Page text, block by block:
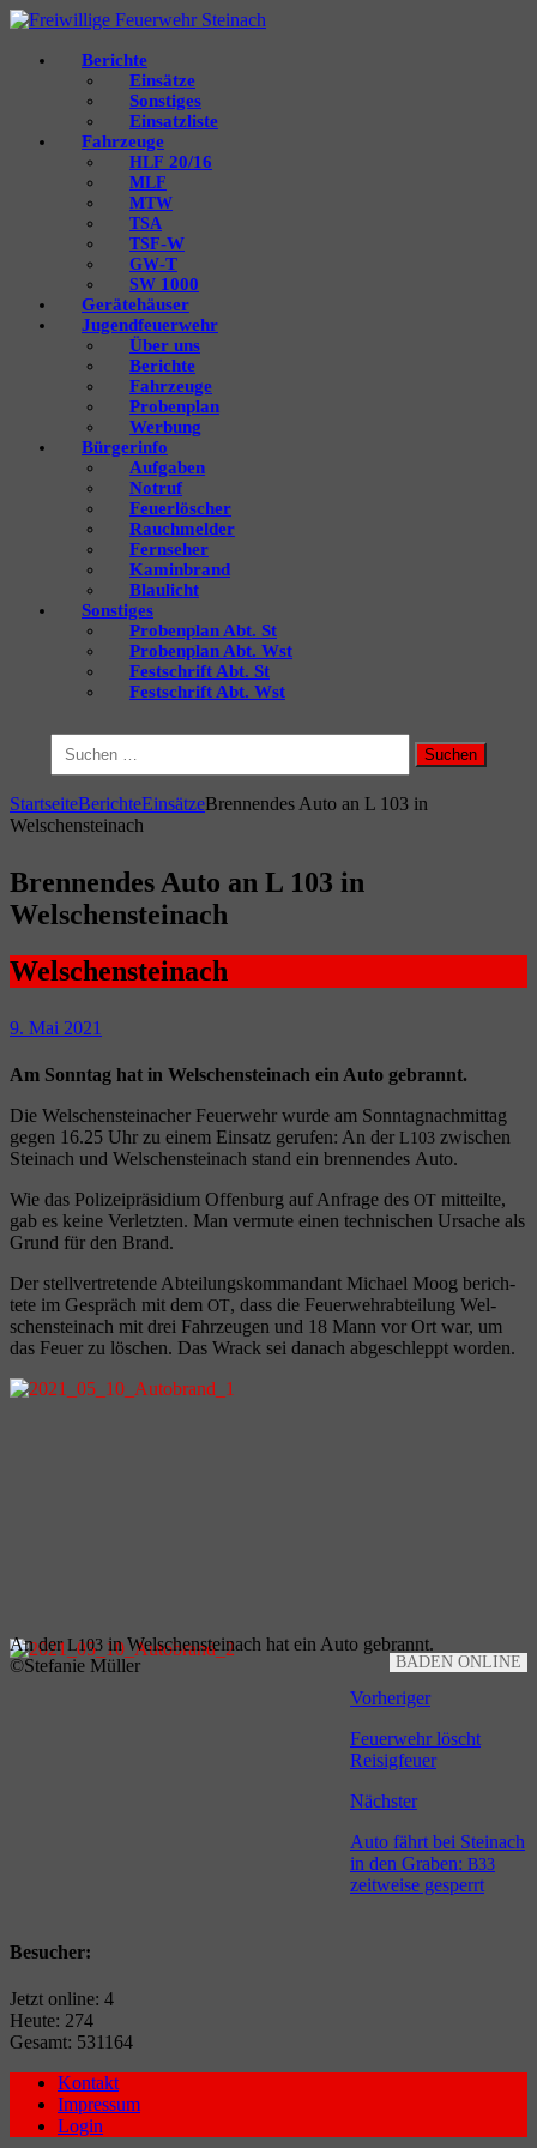
Berichte
Einsätze
Sonstiges
Einsatzliste
Fahrzeuge
HLF 20/16
MLF
MTW
TSA
TSF‑W
GW‑T
SW 1000
Gerätehäuser
Jugendfeuerwehr
Über uns
Berichte
Fahrzeuge
Probenplan
Werbung
Bürgerinfo
Aufgaben
Notruf
Feuerlöscher
Rauchmelder
Fernseher
Kaminbrand
Blaulicht
Sonstiges
Probenplan Abt. St
Probenplan Abt. Wst
Festschrift Abt. St
Festschrift Abt. Wst
nach:
StartseiteBerichteEinsätzeBrennendes Auto an L 103 in
Welschensteinach
Brennendes Auto an L 103 in
Welschensteinach
Welschensteinach
9. Mai 2021
Am Sonn­tag hat in Wel­schen­stein­ach ein Auto gebrannt.
Die Wel­schen­steinacher Feu­er­wehr wur­de am Sonn­tag­nach­mit­tag
gegen 16.25 Uhr zu einem Ein­satz geru­fen: An der L103 zwi­schen
Stein­ach und Wel­schen­stein­ach stand ein bren­nen­des Auto.
Wie das Poli­zei­prä­si­di­um Offen­burg auf Anfra­ge des OT mit­teil­te,
gab es kei­ne Ver­letz­ten. Man ver­mu­te einen tech­ni­schen Ursa­che als
Grund für den Brand.
Der stell­ver­tre­ten­de Abtei­lungs­kom­man­dant Micha­el Moog berich­
te­te im Gespräch mit dem OT, dass die Feu­er­wehr­ab­tei­lung Wel­
schen­stein­ach mit drei Fahr­zeu­gen und 18 Mann vor Ort war, um
das Feu­er zu löschen. Das Wrack sei danach abge­schleppt worden.
An der L103in Wel­schen­stein­ach hat ein Auto gebrannt.
©Ste­fa­nie Müller
BADEN ONLINE
Vorheriger
Feuerwehr löscht
Reisigfeuer
Nächster
Auto fährt bei Steinach
in den Graben: B33
zeitweise gesperrt
Besucher:
Jetzt online: 4
Heute: 274
Gesamt: 531164
Kontakt
Impressum
Login